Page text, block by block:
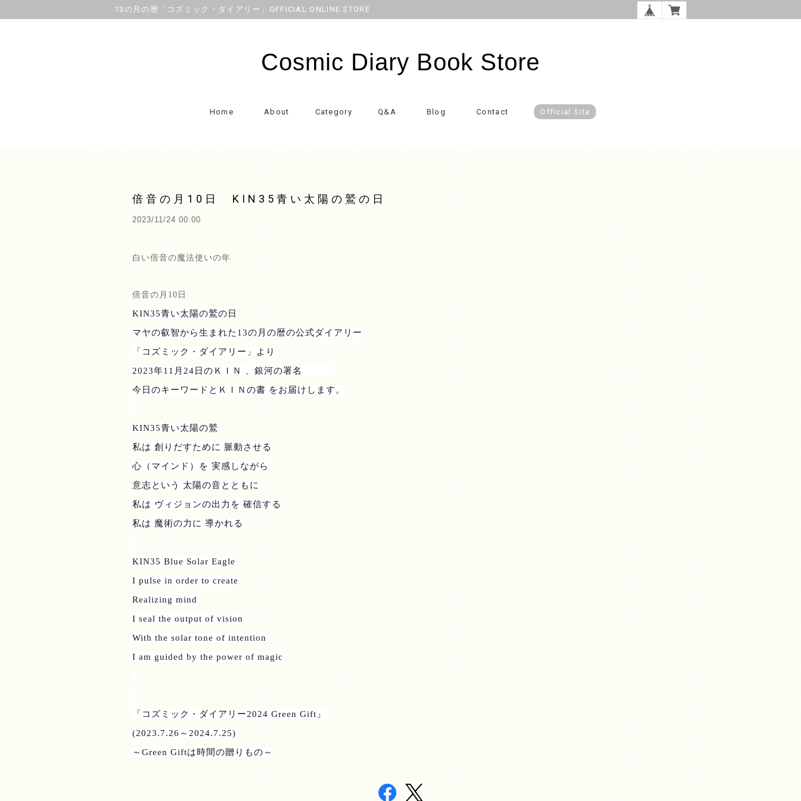
13の月の暦「コズミック・ダイアリー」OFFICIAL ONLINE STORE
Cosmic Diary Book Store
Home About Category Q&A Blog Contact Official Site
倍音の月10日 KIN35青い太陽の鷲の日
2023/11/24 00:00
白い倍音の魔法使いの年
倍音の月 10 日
KIN35青い太陽の鷲の日
マヤの叡智から生まれた 13の月の暦の公式ダイアリー
「コズミック・ダイアリー」より
2023年11 月 24 日のＫＩＮ 、銀河の署名
今日のキーワードとＫＩＮの書 をお届けします。
KIN35青い太陽の鷲
私は 創りだすために 脈動させる
心（マインド）を 実感しながら
意志という 太陽の音とともに
私は ヴィジョンの出力を 確信する
私は 魔術の力に 導かれる
KIN35 Blue Solar Eagle
I pulse in order to create
Realizing mind
I seal the output of vision
With the solar tone of intention
I am guided by the power of magic
「コズミック・ダイアリー2024 Green Gift 」
(2023.7.26 ～ 2024.7.25)
～ Green Giftは時間の贈りもの～